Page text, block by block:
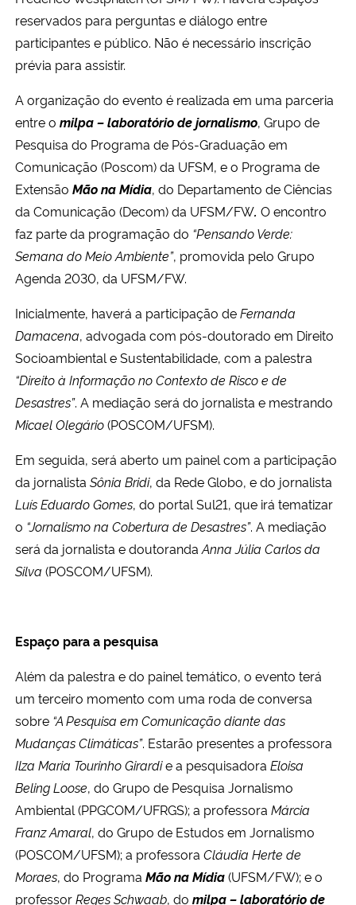
Banco Central do Brasil
reservados para perguntas e diálogo entre
participantes e público. Não é necessário inscrição
prévia para assistir.
A organização do evento é realizada em uma parceria
entre o milpa – laboratório de jornalismo, Grupo de
Pesquisa do Programa de Pós-Graduação em
Comunicação (Poscom) da UFSM, e o Programa de
Extensão Mão na Mídia, do Departamento de Ciências
da Comunicação (Decom) da UFSM/FW. O encontro
faz parte da programação do “Pensando Verde:
Semana do Meio Ambiente”, promovida pelo Grupo
Agenda 2030, da UFSM/FW.
Inicialmente, haverá a participação deFernanda
Damacena, advogada com pós-doutorado em Direito
Socioambiental e Sustentabilidade, com a palestra
“Direito à Informação no Contexto de Risco e de
Desastres”. A mediação será do jornalista e mestrando
Micael Olegário(POSCOM/UFSM).
Em seguida, será aberto um painel com a participação
da jornalista Sônia Bridi, da Rede Globo, e do jornalista
Luís Eduardo Gomes, do portal Sul21, que irá tematizar
o “Jornalismo na Cobertura de Desastres”. A mediação
será da jornalista e doutoranda Anna Júlia Carlos da
Silva (POSCOM/UFSM).
Espaço para a pesquisa
Além da palestra e do painel temático, o evento terá
um terceiro momento com uma roda de conversa
sobre “A Pesquisa em Comunicação diante das
Mudanças Climáticas”. Estarão presentes a professora
Ilza Maria Tourinho Girardie a pesquisadora Eloisa
Beling Loose, do Grupo de Pesquisa Jornalismo
Ambiental (PPGCOM/UFRGS); a professora Márcia
Franz Amaral, do Grupo de Estudos em Jornalismo
(POSCOM/UFSM); a professora Cláudia Herte de
Moraes, do Programa Mão na Mídia(UFSM/FW); e o
professorReges Schwaab, do milpa – laboratório de